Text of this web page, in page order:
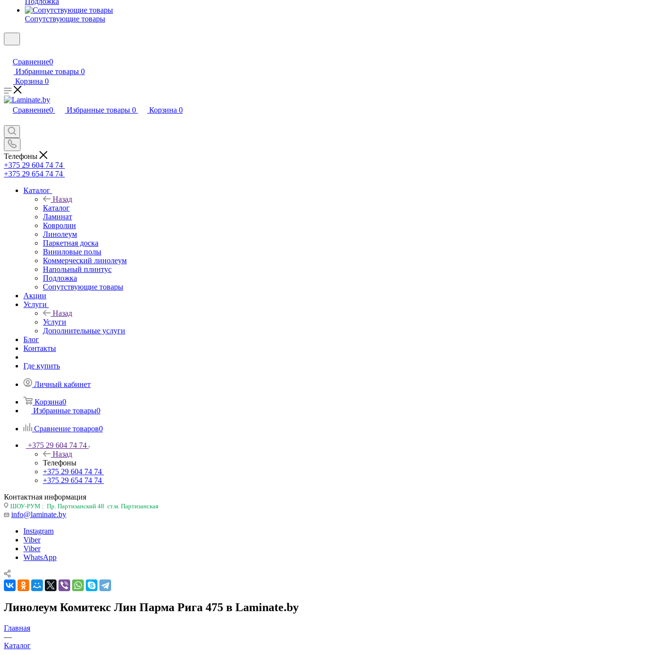
Сопутствующие товары
Сравнение0
Избранные товары 0
Корзина 0
Сравнение0 Избранные товары 0 Корзина 0
Телефоны
+375 29 604 74 74
+375 29 654 74 74
Каталог
Назад
Каталог
Ламинат
Ковролин
Линолеум
Паркетная доска
Виниловые полы
Коммерческий линолеум
Напольный плинтус
Подложка
Сопутствующие товары
Акции
Услуги
Назад
Услуги
Дополнительные услуги
Блог
Контакты
Где купить
Личный кабинет
Корзина0
Избранные товары0
Сравнение товаров0
+375 29 604 74 74
Назад
Телефоны
+375 29 604 74 74
+375 29 654 74 74
Контактная информация
ШОУ-РУМ : Пр. Партизанский 48 ст.м. Партизанская
info@laminate.by
Instagram
Viber
Viber
WhatsApp
Линолеум Комитекс Лин Парма Рига 475 в Laminate.by
Главная
—
Каталог